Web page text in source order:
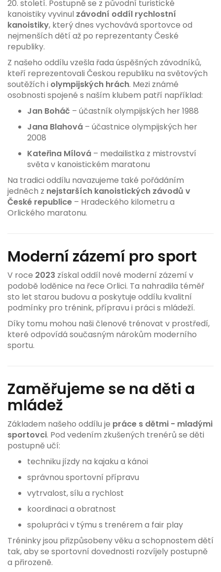
20. století. Postupně se z původní turistické
kanoistiky vyvinul závodní oddíl rychlostní
kanoistiky, který dnes vychovává sportovce od
nejmenších dětí až po reprezentanty České
republiky.
Z našeho oddílu vzešla řada úspěšných závodníků,
kteří reprezentovali Českou republiku na světových
soutěžích i olympijských hrách. Mezi známé
osobnosti spojené s naším klubem patří například:
Jan Boháč – účastník olympijských her 1988
Jana Blahová – účastnice olympijských her
2008
Kateřina Mílová – medailistka z mistrovství
světa v kanoistickém maratonu
Na tradici oddílu navazujeme také pořádáním
jedněch z nejstarších kanoistických závodů v
České republice – Hradeckého kilometru a
Orlického maratonu.
Moderní zázemí pro sport
V roce 2023 získal oddíl nové moderní zázemí v
podobě loděnice na řece Orlici. Ta nahradila téměř
sto let starou budovu a poskytuje oddílu kvalitní
podmínky pro trénink, přípravu i práci s mládeží.
Díky tomu mohou naši členové trénovat v prostředí,
které odpovídá současným nárokům moderního
sportu.
Zaměřujeme se na děti a
mládež
Základem našeho oddílu je práce s dětmi - mladými
sportovci. Pod vedením zkušených trenérů se děti
postupně učí:
techniku jízdy na kajaku a kánoi
správnou sportovní přípravu
vytrvalost, sílu a rychlost
koordinaci a obratnost
spolupráci v týmu s trenérem a fair play
Tréninky jsou přizpůsobeny věku a schopnostem dětí
tak, aby se sportovní dovednosti rozvíjely postupně
a přirozeně.